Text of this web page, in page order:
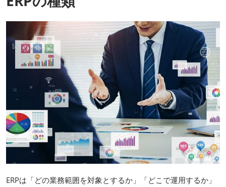
ERPは「どの業務範囲を対象とするか」「どこで運用するか」